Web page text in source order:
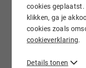
cookies geplaatst.
klikken, ga je
cookies zoals
cookieverklaring.
Details tonen
.DO domein
Ook voor jouw .do
Je controleert en